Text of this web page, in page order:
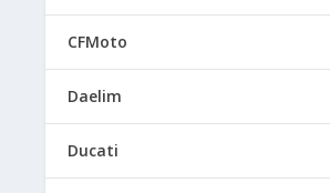
CFMoto
Daelim
Ducati